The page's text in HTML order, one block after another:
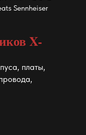
Sennheiser
X-
платы,